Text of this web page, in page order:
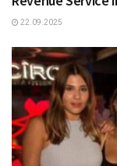
22.09.2025